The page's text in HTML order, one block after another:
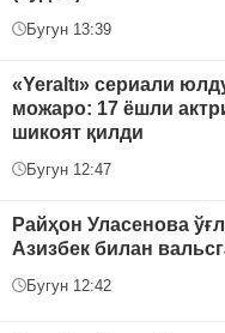
Бугун 13:39
«Yeraltı» сериали
можаро: 17 ёшли
шикоят қилди
Бугун 12:47
Райҳон Уласенова
Азизбек билан
Бугун 12:42